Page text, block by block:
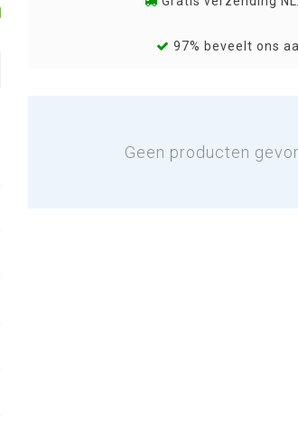
97% beveelt ons
Geen producten